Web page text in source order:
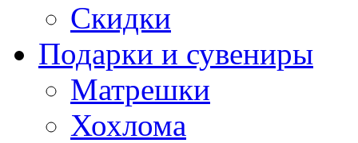
Скидки
Подарки и сувениры
Матрешки
Хохлома